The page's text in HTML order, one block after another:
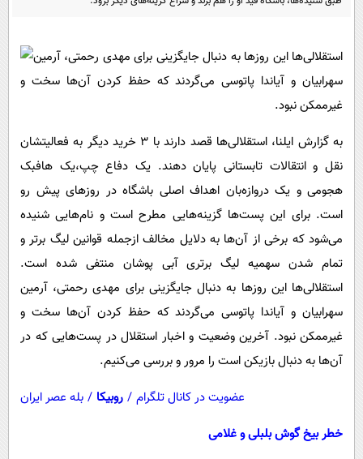
سرگرمی
گوناگون
فرهنگی
بین الملل
اجتماعی
سیاست خارجی
پیامک
آشپزی
استقلالی‌ها این روزها به دنبال جایگزینی برای مهدی رحمتی، آرمین
سهرابیان و آیاندا پاتوسی می‌گردند که حفظ کردن آن‌ها سخت و
غیرممکن نبود.
به گزارش ایلنا، استقلالی‌ها قصد دارند با 3 خرید دیگر به فعالیتشان
نقل و انتقالات تابستانی پایان دهند. یک دفاع چپ،یک هافبک
هجومی و یک دروازه‌بان اهداف اصلی باشگاه در روزهای پیش رو
است. برای این پست‌ها گزینه‌هایی مطرح است و نام‌هایی شنیده
می‌شود که برخی از آن‌ها به دلایل مخالف ازجمله قوانین لیگ برتر و
تمام شدن سهمیه لیگ برتری آبی پوشان منتفی شده است.
استقلالی‌ها این روزها به دنبال جایگزینی برای مهدی رحمتی، آرمین
سهرابیان و آیاندا پاتوسی می‌گردند که حفظ کردن آن‌ها سخت و
غیرممکن نبود. آخرین وضعیت و اخبار استقلال در پست‌هایی که در
آن‌ها به دنبال بازیکن است را مرور و بررسی می‌کنیم.
عضویت در کانال تلگرام / روبیکا / بله عصر ایران
خطر بیخ گوش بلبلی و غلامی